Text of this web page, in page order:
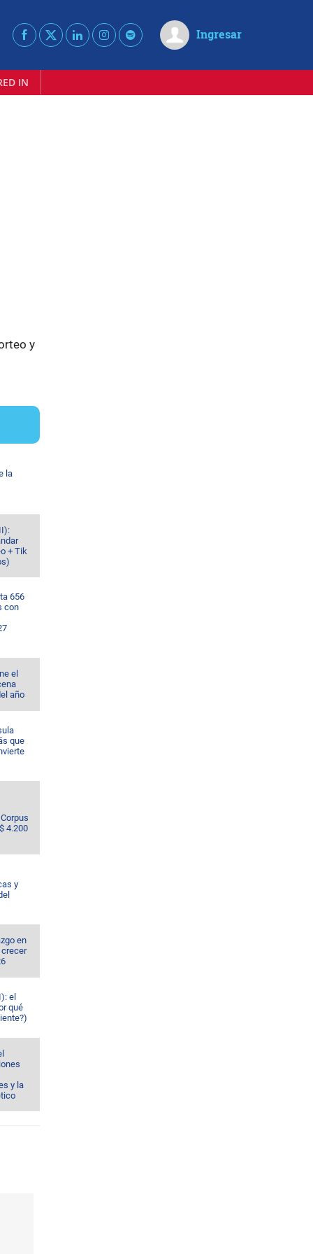
Ingresar
IN
y
la
+ Tik
656
con
el
año
que
4.200
y
en
crecer
el
qué
y la